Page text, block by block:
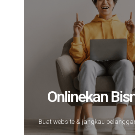
Onlinekan
Buat website & jangkau